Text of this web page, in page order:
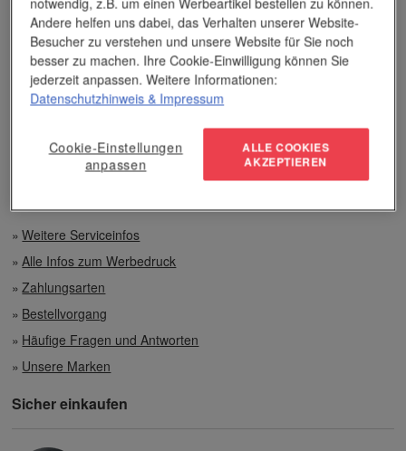
Unser Service
Individuelle Beratung
Zahlen per Rechnung
Preisvorteile auch bei geringen Mengen
Top-Qualität unserer Produkte
Weitere Serviceinfos
Alle Infos zum Werbedruck
Zahlungsarten
Bestellvorgang
Häufige Fragen und Antworten
Unsere Marken
Sicher einkaufen
Andere helfen uns dabei, das Verhalten unserer Website-
Besucher zu verstehen und unsere Website für Sie noch
besser zu machen. Ihre Cookie-Einwilligung können Sie
jederzeit anpassen. Weitere Informationen:
Datenschutzhinweis & Impressum
Cookie-Einstellungen
anpassen
ALLE COOKIES
AKZEPTIEREN